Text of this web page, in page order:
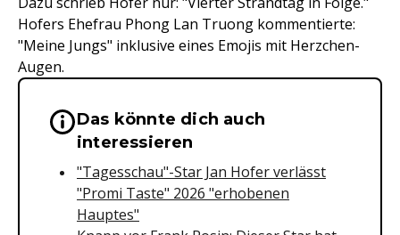
Hofers Ehefrau Phong Lan Truong kommentierte:
"Meine Jungs" inklusive eines Emojis mit Herzchen-
Augen.
Wichtige Hinweise &
Das könnte dich auch
interessieren
"Tagesschau"-Star Jan Hofer verlässt
"Promi Taste" 2026 "erhobenen
Hauptes"